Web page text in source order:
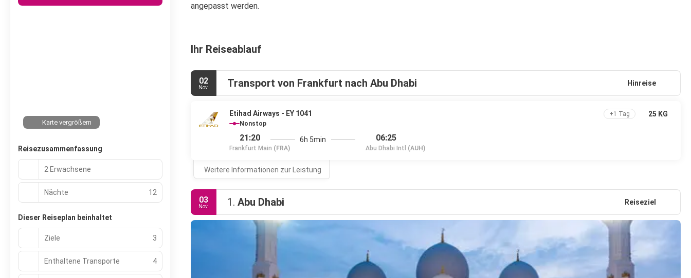
angepasst werden.
Ihr Reiseablauf
02
Nov. Transport von Frankfurt nach Abu Dhabi Hinreise
Etihad Airways - EY 1041
Nonstop
21:20
Frankfurt Main (FRA)
6h 5min 06:25
Abu Dhabi Intl (AUH)
+1 Tag 25 KG
Weitere Informationen zur Leistung
03
Nov. 1. Abu Dhabi Reiseziel
Karte vergrößern
Reisezusammenfassung
2 Erwachsene
Nächte 12
Dieser Reiseplan beinhaltet
Ziele 3
Enthaltene Transporte 4